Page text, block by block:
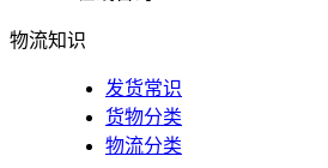
物流知识
发货常识
货物分类
物流分类